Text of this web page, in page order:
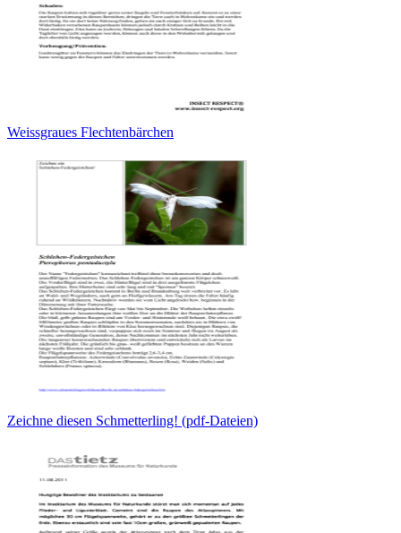
Weissgraues Flechtenbärchen
Zeichne diesen Schmetterling! (pdf-Dateien)